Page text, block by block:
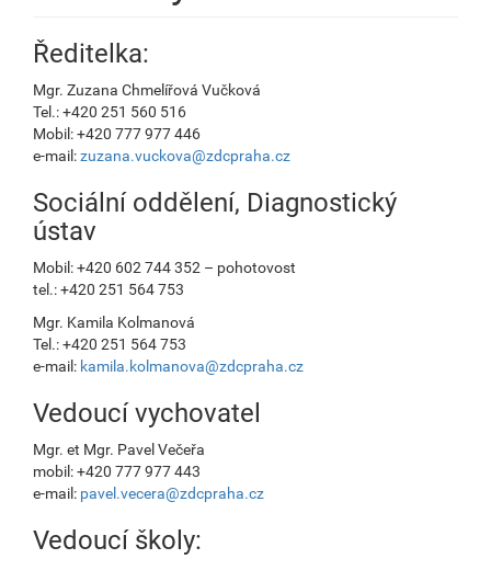
Ředitelka:
Mgr. Zuzana Chmelířová Vučková
Tel.: +420 251 560 516
Mobil: +420 777 977 446
e-mail:zuzana.vuckova@zdcpraha.cz
Sociální oddělení, Diagnostický
ústav
Mobil: +420 602 744 352 – pohotovost
tel.: +420 251 564 753
Mgr. Kamila Kolmanová
Tel.: +420 251 564 753
e-mail: kamila.kolmanova@zdcpraha.cz
Vedoucí vychovatel
Mgr. et Mgr. Pavel Večeřa
mobil: +420 777 977 443
e-mail: pavel.vecera@zdcpraha.cz
Vedoucí školy: